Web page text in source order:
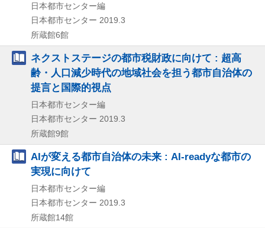
日本都市センター編
日本都市センター 2019.3
所蔵館6館
ネクストステージの都市税財政に向けて : 超高
齢・人口減少時代の地域社会を担う都市自治体の
提言と国際的視点
日本都市センター編
日本都市センター 2019.3
所蔵館9館
AIが変える都市自治体の未来 : AI-readyな都市の
実現に向けて
日本都市センター編
日本都市センター 2019.3
所蔵館14館